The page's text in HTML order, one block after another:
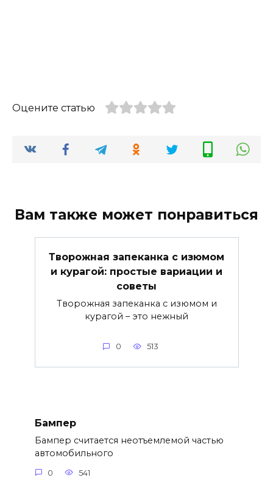
Оцените статью
Вам также может понравиться
Творожная запеканка с изюмом
и курагой: простые вариации и
советы
Творожная запеканка с изюмом и
курагой – это нежный
0 513
Бампер
Бампер считается неотъемлемой частью
автомобильного
0 541